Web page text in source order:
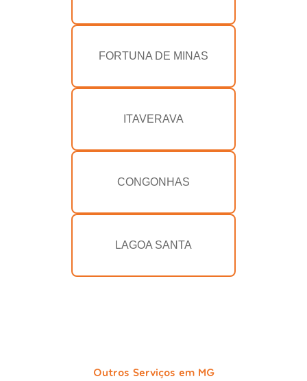
FORTUNA DE MINAS
ITAVERAVA
CONGONHAS
LAGOA SANTA
Outros Serviços em MG